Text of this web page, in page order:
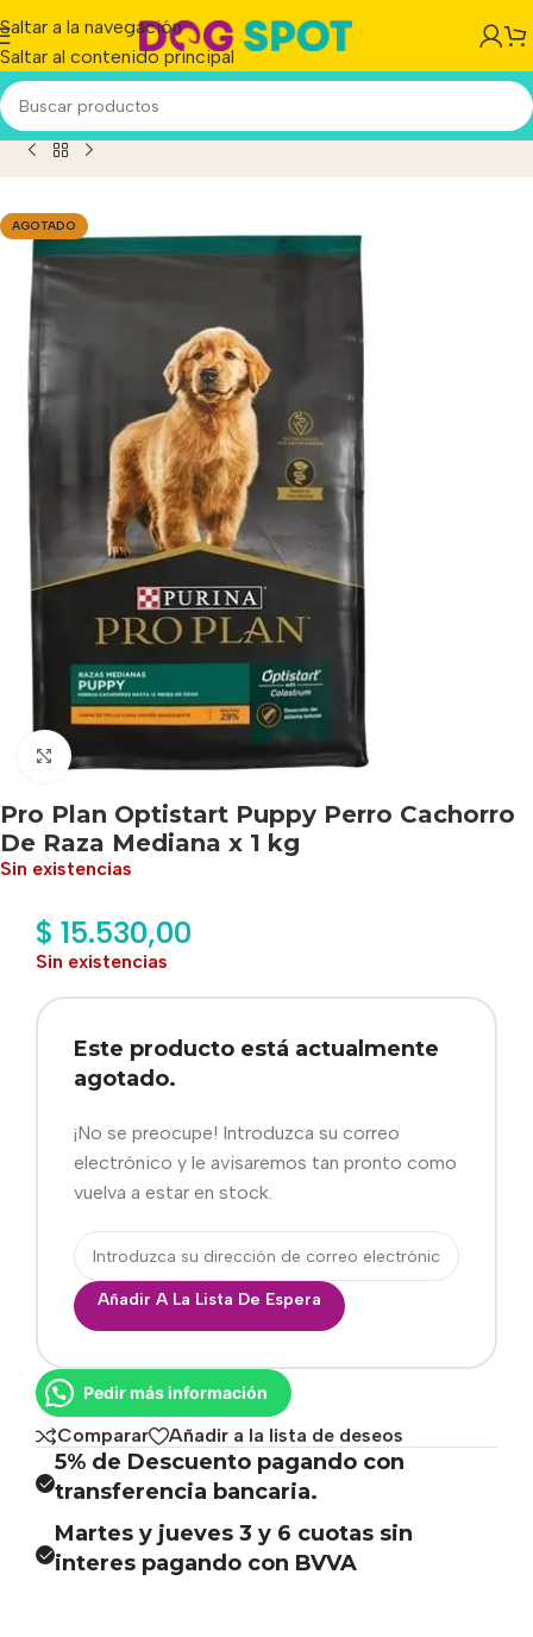
Saltar a la navegación
Saltar al contenido principal
Optistart Puppy Perro Cachorro De Raza Mediana x 1 kg
AGOTADO
Haga clic para ampliar
Pro Plan Optistart Puppy Perro Cachorro
De Raza Mediana x 1 kg
Sin existencias
$ 15.530,00
Sin existencias
Este producto está actualmente
agotado.
¡No se preocupe! Introduzca su correo
electrónico y le avisaremos tan pronto como
vuelva a estar en stock.
Añadir A La Lista De Espera
Pedir más información
Comparar Añadir a la lista de deseos
5% de Descuento pagando con
transferencia bancaria.
Martes y jueves 3 y 6 cuotas sin
interes pagando con BVVA